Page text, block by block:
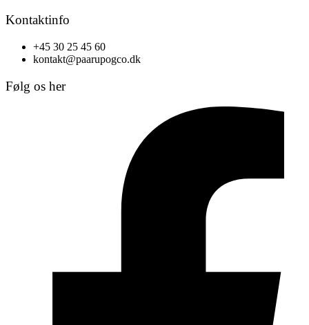
Kontaktinfo
+45 30 25 45 60
kontakt@paarupogco.dk
Følg os her